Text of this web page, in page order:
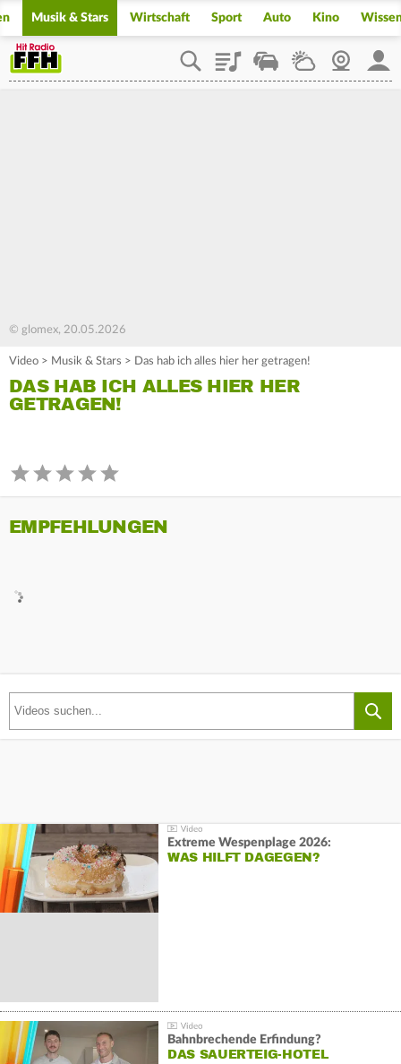
Musik & Stars Wirtschaft Sport Auto Kino
PlaylistStaupilotWetterWebcam
© glomex, 20.05.2026
Video > Musik & Stars > Das hab ich alles hier her getragen!
DAS HAB ICH ALLES HIER HER
GETRAGEN!
EMPFEHLUNGEN
Extreme Wespenplage 2026:
WAS HILFT DAGEGEN?
Bahnbrechende Erfindung?
DAS SAUERTEIG-HOTEL